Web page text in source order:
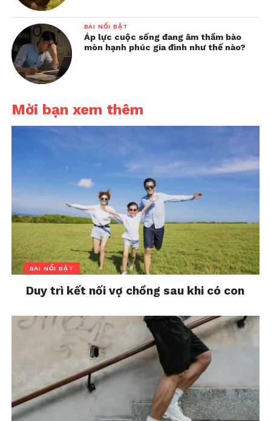
BÀI NỔI BẬT
Áp lực cuộc sống đang âm thầm bào
mòn hạnh phúc gia đình như thế nào?
Mời bạn xem thêm
BÀI NỔI BẬT
Duy trì kết nối vợ chồng sau khi có con